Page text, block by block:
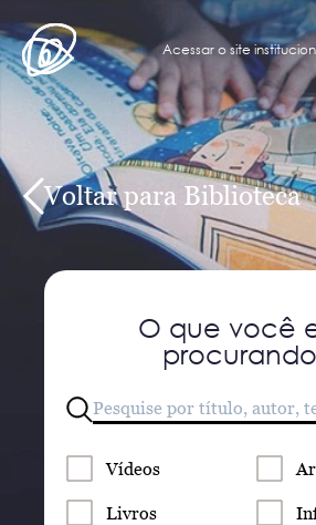
Acessar o site
Voltar para Biblioteca
O que você
Vídeos
Livros